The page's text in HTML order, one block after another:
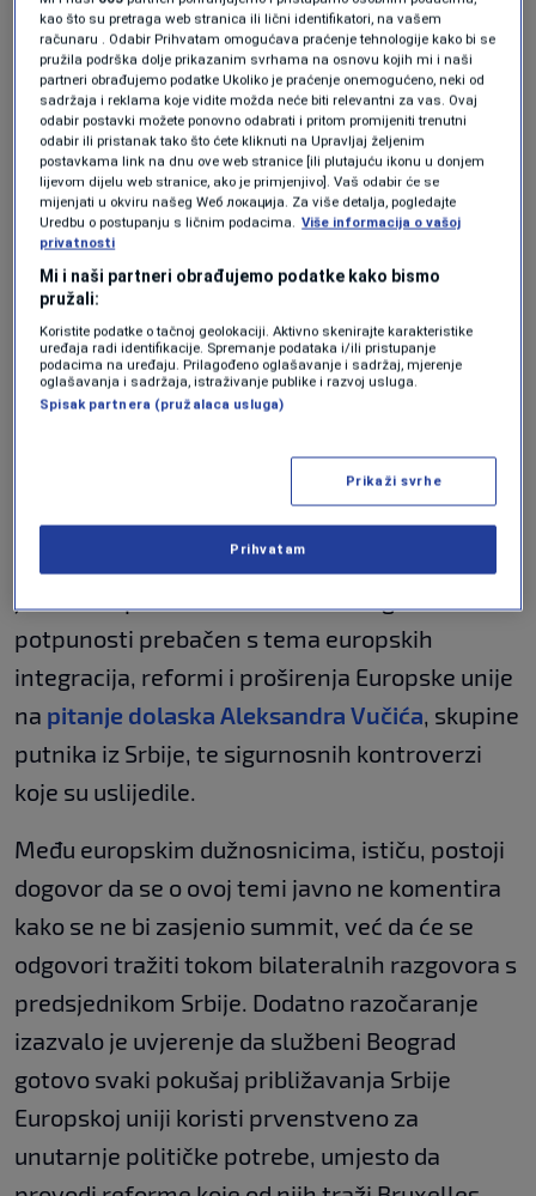
Dolazak sigurnosno spornih osoba na događaj
visokog sigurnosnog rizika, dodaju sugovornici
srpskog portala, bio je izuzetno neodgovoran
potez, bez obzira na to ko je formalno stajao
iza organizacije putovanja.
Vučić stigao u Crnu Goru, "sprema se
"pratiti iz prvog reda"
REGIJA|4. jun.
Vučić: Čarter let za Tivat organizovao
neko iz mog okruženja, to je bila
Ono što je posebno zasmetalo europskim
delegacijama bila je činjenica da je fokus
potpunosti prebačen s tema europskih
integracija, reformi i proširenja Europske unije
na pitanje dolaska Aleksandra Vučića, skupine
putnika iz Srbije, te sigurnosnih kontroverzi
koje su uslijedile.
Među europskim dužnosnicima, ističu, postoji
dogovor da se o ovoj temi javno ne komentira
kako se ne bi zasjenio summit, već da će se
odgovori tražiti tokom bilateralnih razgovora s
predsjednikom Srbije. Dodatno razočaranje
izazvalo je uvjerenje da službeni Beograd
gotovo svaki pokušaj približavanja Srbije
Europskoj uniji koristi prvenstveno za
unutarnje političke potrebe, umjesto da
kao što su pretraga web stranica ili lični identifikatori, na vašem
računaru . Odabir Prihvatam omogućava praćenje tehnologije kako bi se
pružila podrška dolje prikazanim svrhama na osnovu kojih mi i naši
partneri obrađujemo podatke Ukoliko je praćenje onemogućeno, neki od
sadržaja i reklama koje vidite možda neće biti relevantni za vas. Ovaj
odabir postavki možete ponovno odabrati i pritom promijeniti trenutni
odabir ili pristanak tako što ćete kliknuti na Upravljaj željenim
postavkama link na dnu ove web stranice [ili plutajuću ikonu u donjem
lijevom dijelu web stranice, ako je primjenjivo]. Vaš odabir će se
mijenjati u okviru našeg Wеб локација. Za više detalja, pogledajte
Uredbu o postupanju s ličnim podacima. Više informacija o vašoj
privatnosti
Mi i naši partneri obrađujemo podatke kako bismo
pružali:
Koristite podatke o tačnoj geolokaciji. Aktivno skenirajte karakteristike
uređaja radi identifikacije. Spremanje podataka i/ili pristupanje
podacima na uređaju. Prilagođeno oglašavanje i sadržaj, mjerenje
oglašavanja i sadržaja, istraživanje publike i razvoj usluga.
Spisak partnera (pružalaca usluga)
Prikaži svrhe
Prihvatam